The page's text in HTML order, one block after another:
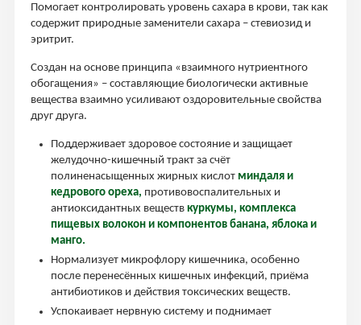
Помогает контролировать уровень сахара в крови, так как
содержит природные заменители сахара – стевиозид и
эритрит.
Создан на основе принципа «взаимного нутриентного
обогащения» – составляющие биологически активные
вещества взаимно усиливают оздоровительные свойства
друг друга.
Поддерживает здоровое состояние и защищает
желудочно-кишечный тракт за счёт
полиненасыщенных жирных кислот миндаля и
кедрового ореха, противовоспалительных и
антиоксидантных веществ куркумы, комплекса
пищевых волокон и компонентов банана, яблока и
манго.
Нормализует микрофлору кишечника, особенно
после перенесённых кишечных инфекций, приёма
антибиотиков и действия токсических веществ.
Успокаивает нервную систему и поднимает